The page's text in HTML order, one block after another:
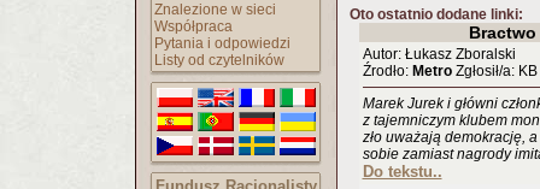
Znalezione w sieci
Współpraca
Pytania i odpowiedzi
Listy od czytelników
Oto ostatnio dodane linki:
Autor: Łukasz Zboralski
Źrodło: MetroZgłosił/a: KB
Marek Jurek i główni
z tajemniczym klubem
zło uważają demokrację,
sobie zamiast nagrody
Do tekstu..